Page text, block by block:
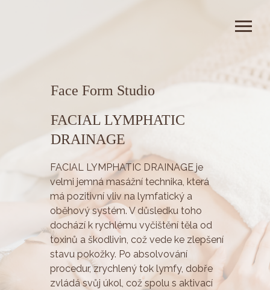
FACIAL LYMPHATIC
DRAINAGE
FACIAL LYMPHATIC DRAINAGE je
velmi jemná masážní technika, která
má pozitivní vliv na lymfatický a
oběhový systém. V důsledku toho
dochází k rychlému vyčištění těla od
toxinů a škodlivin, což vede ke zlepšení
stavu pokožky. Po absolvování
procedur, zrychlený tok lymfy, dobře
zvládá svůj úkol, což spolu s aktivací
Face Form Studio